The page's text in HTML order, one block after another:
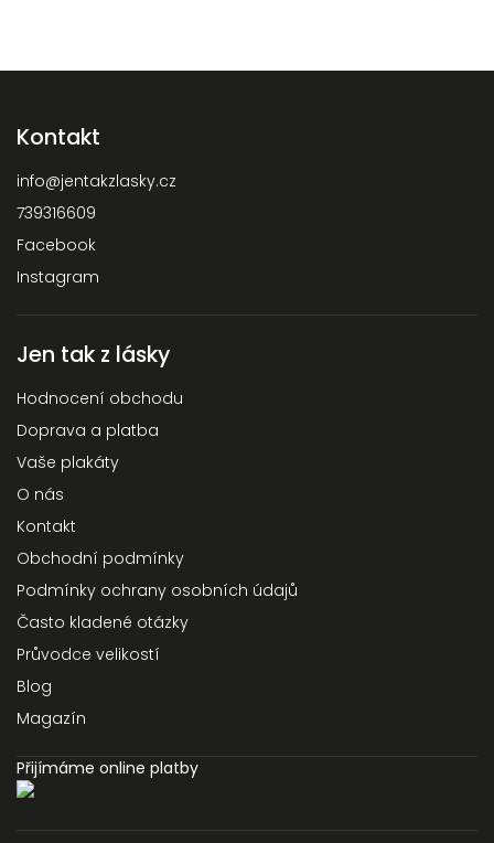
Kontakt
info@jentakzlasky.cz
739316609
Facebook
Instagram
Jen tak z lásky
Hodnocení obchodu
Doprava a platba
Vaše plakáty
O nás
Kontakt
Obchodní podmínky
Podmínky ochrany osobních údajů
Často kladené otázky
Průvodce velikostí
Blog
Magazín
Přijímáme online platby